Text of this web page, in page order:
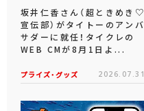
坂井仁香さん（超ときめき♡
宣伝部）がタイトーのアンバ
サダーに就任！タイクレの
WEB CMが8月1日よ...
プライズ・グッズ 2026.07.31